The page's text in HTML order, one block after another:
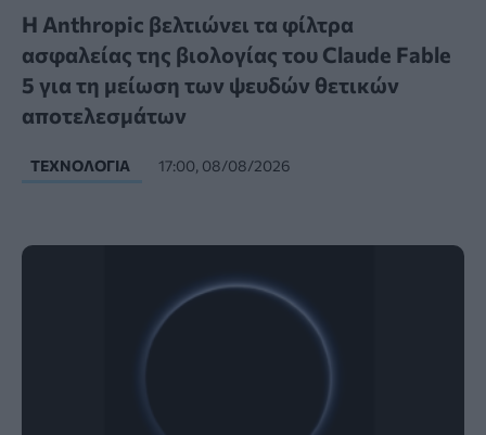
Η Anthropic βελτιώνει τα φίλτρα
ασφαλείας της βιολογίας του Claude Fable
5 για τη μείωση των ψευδών θετικών
αποτελεσμάτων
ΤΕΧΝΟΛΟΓΊΑ 17:00, 08/08/2026